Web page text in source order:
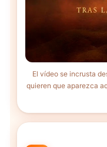
El vídeo se incrusta
quieren que aparezca